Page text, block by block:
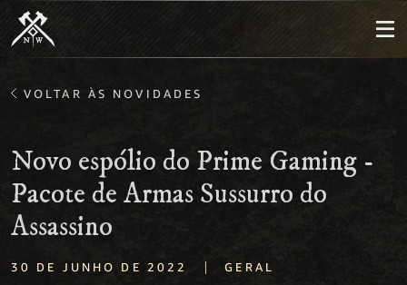
VOLTAR ÀS NOVIDADES
Novo espólio do Prime Gaming -
Pacote de Armas Sussurro do
Assassino
30 DE JUNHO DE 2022 | GERAL